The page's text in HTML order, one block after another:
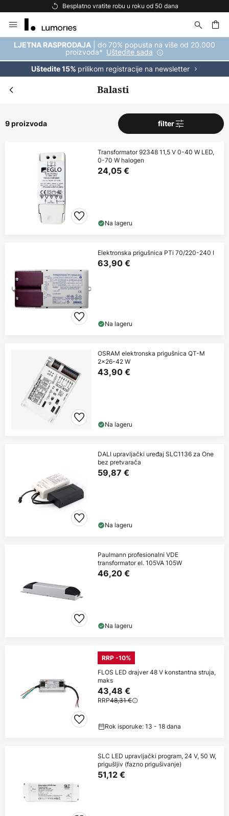
Besplatno vratite robu u roku od 50 dana
to
Content
LJETNA RASPRODAJA | do 70% popusta na više od 20.000
proizvoda* Uštedite sada
Uštedite 15% prilikom registracije na newsletter
Balasti
9 proizvoda filter
Transformator 92348 11,5 V 0-40 W LED,
0-70 W halogen
24,05 €
Na lageru
Elektronska prigušnica PTi 70/220-240 I
63,90 €
Na lageru
OSRAM elektronska prigušnica QT-M
2x26-42 W
43,90 €
Na lageru
DALI upravljački uređaj SLC1136 za One
bez pretvarača
59,87 €
Na lageru
Paulmann profesionalni VDE
transformator el. 105VA 105W
46,20 €
Na lageru
RRP -10%
FLOS LED drajver 48 V konstantna struja,
maks
43,48 €
RRP48,31 €
Rok isporuke: 13 - 18 dana
SLC LED upravljački program, 24 V, 50 W,
prigušljiv (fazno prigušivanje)
51,12 €